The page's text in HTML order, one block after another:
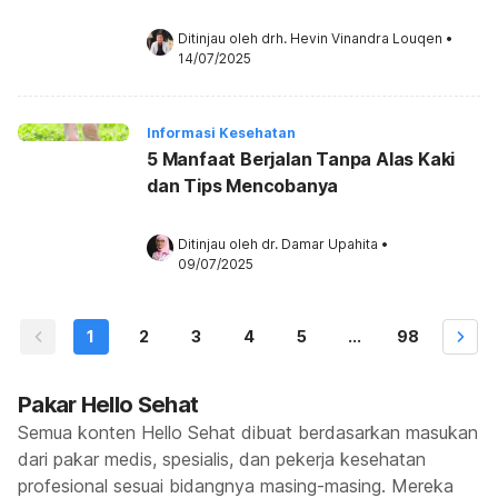
Ditinjau oleh drh. Hevin Vinandra Louqen •
14/07/2025
Informasi Kesehatan
5 Manfaat Berjalan Tanpa Alas Kaki
dan Tips Mencobanya
Ditinjau oleh dr. Damar Upahita •
09/07/2025
1 2 3 4 5 ... 98
Pakar Hello Sehat
Semua konten Hello Sehat dibuat berdasarkan masukan
dari pakar medis, spesialis, dan pekerja kesehatan
profesional sesuai bidangnya masing-masing. Mereka